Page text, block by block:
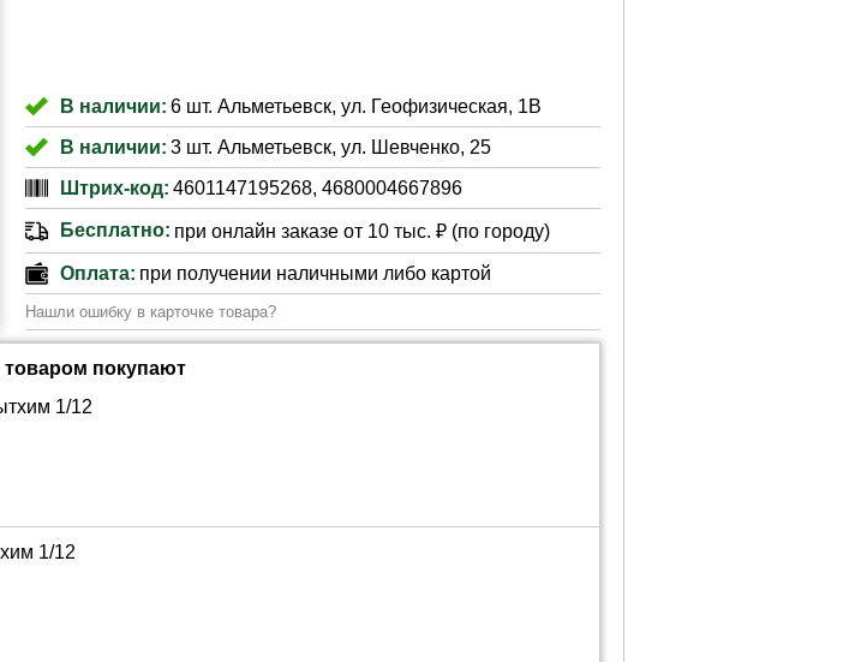
В наличии: 6 шт. Альметьевск, ул. Геофизическая, 1В
В наличии: 3 шт. Альметьевск, ул. Шевченко, 25
Штрих-код: 4601147195268, 4680004667896
Бесплатно: при онлайн заказе от 10 тыс. ₽ (по городу)
Оплата: при получении наличными либо картой
Нашли ошибку в карточке товара?
покупают
1/12
1/12